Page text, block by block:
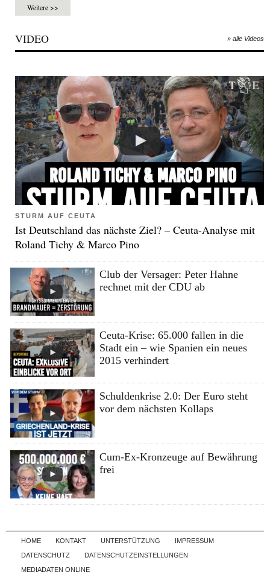
Weitere >>
VIDEO » alle Videos
STURM AUF CEUTA
Ist Deutschland das nächste Ziel? – Ceuta-Analyse mit
Roland Tichy & Marco Pino
Club der Versager: Peter Hahne
rechnet mit der CDU ab
Ceuta-Krise: 65.000 fallen in die
Stadt ein – wie Spanien ein neues
2015 verhindert
Schuldenkrise 2.0: Der Euro steht
vor dem nächsten Kollaps
Cum-Ex-Kronzeuge auf Bewährung
frei
Skip to content
HOME KONTAKT UNTERSTÜTZUNG
IMPRESSUM
DATENSCHUTZ
DATENSCHUTZEINSTELLUNGEN
MEDIADATEN ONLINE